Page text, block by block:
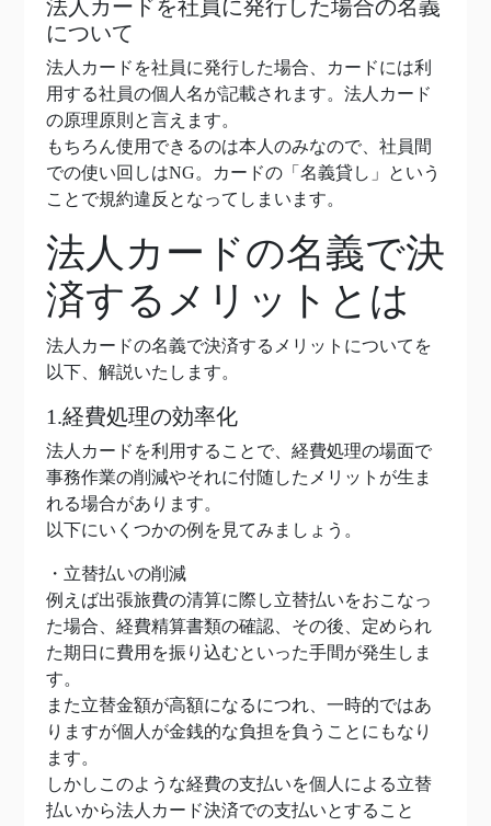
法人カードを社員に発行した場合の名義
について
法人カードを社員に発行した場合、カードには利
用する社員の個人名が記載されます。法人カード
の原理原則と言えます。
もちろん使用できるのは本人のみなので、社員間
での使い回しはNG。カードの「名義貸し」という
ことで規約違反となってしまいます。
法人カードの名義で決
済するメリットとは
法人カードの名義で決済するメリットについてを
以下、解説いたします。
1.経費処理の効率化
法人カードを利用することで、経費処理の場面で
事務作業の削減やそれに付随したメリットが生ま
れる場合があります。
以下にいくつかの例を見てみましょう。
・立替払いの削減
例えば出張旅費の清算に際し立替払いをおこなっ
た場合、経費精算書類の確認、その後、定められ
た期日に費用を振り込むといった手間が発生しま
す。
また立替金額が高額になるにつれ、一時的ではあ
りますが個人が金銭的な負担を負うことにもなり
ます。
しかしこのような経費の支払いを個人による立替
払いから法人カード決済での支払いとすること